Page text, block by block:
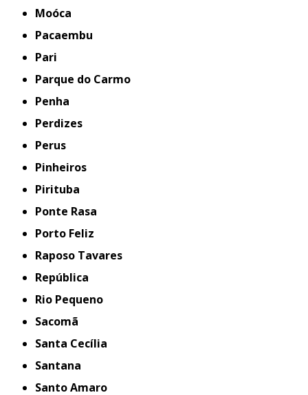
Moóca
Pacaembu
Pari
Parque do Carmo
Penha
Perdizes
Perus
Pinheiros
Pirituba
Ponte Rasa
Porto Feliz
Raposo Tavares
República
Rio Pequeno
Sacomã
Santa Cecília
Santana
Santo Amaro